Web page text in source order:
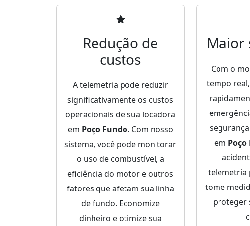
Redução de
custos
A telemetria pode reduzir
significativamente os custos
operacionais de sua locadora
em Poço Fundo. Com nosso
sistema, você pode monitorar
o uso de combustível, a
eficiência do motor e outros
fatores que afetam sua linha
de fundo. Economize
dinheiro e otimize sua
Maior
Com o
tempo
em Poço
telemetria
tome
proteger